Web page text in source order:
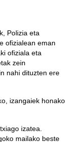
Polizia eta
ofizialean eman
ofiziala eta
zein
nahi dituzten ere
izangaiek honako
izatea.
mailako beste